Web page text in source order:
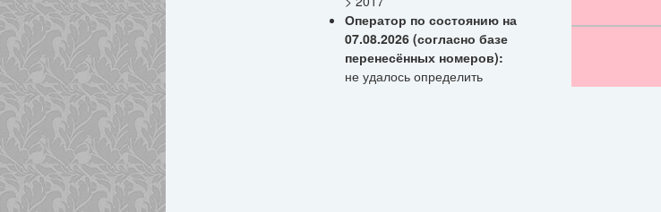
Оператор по состоянию на
07.08.2026 (согласно базе
перенесённых номеров):
не удалось определить